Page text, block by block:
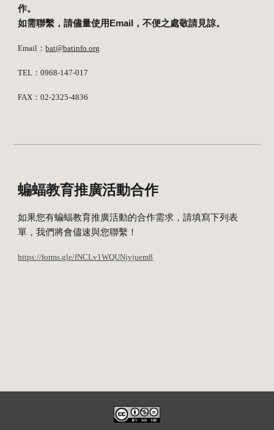
作。
如需聯繫，請儘量使用Email，不便之處敬請見諒。
Email：bat@batinfo.org
TEL ：0968-147-017
FAX ：02-2325-4836
蝙蝠教育推廣活動合作
如果您有蝙蝠教育推廣活動的合作需求，請填寫下列表
單，我們將會儘速與您聯繫！
https://forms.gle/fNCLv1WQUNjvjuem8